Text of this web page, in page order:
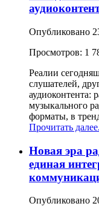
Опубликовано
Просмотров: 1
Реалии
слушателей,
аудиоконтента:
музыкального
форматы, в
Прочитать
Новая эра
единая
Опубликовано